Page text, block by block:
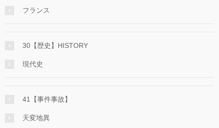
フランス
30【歴史】HISTORY
現代史
41【事件事故】
天変地異